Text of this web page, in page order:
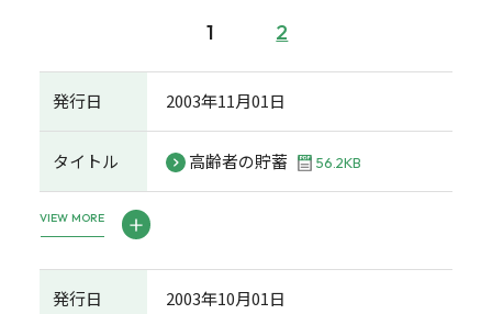
1 2
発行日 2003年11月01日
タイトル 高齢者の貯蓄 56.2KB
VIEW MORE
発行日 2003年10月01日